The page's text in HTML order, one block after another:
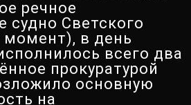
речное
судно Светского
в день
всего два
прокуратурой
основную
на